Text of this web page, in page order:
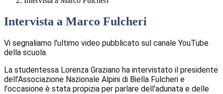
Intervista a Marco Fulcheri
Vi segnaliamo l'ultimo video pubblicato sul canale YouTube
della scuola.
La studentessa Lorenza Graziano ha intervistato il presidente
dell'Associazione Nazionale Alpini di Biella Fulcheri e
l'occasione è stata propizia per parlare dell'adunata e delle